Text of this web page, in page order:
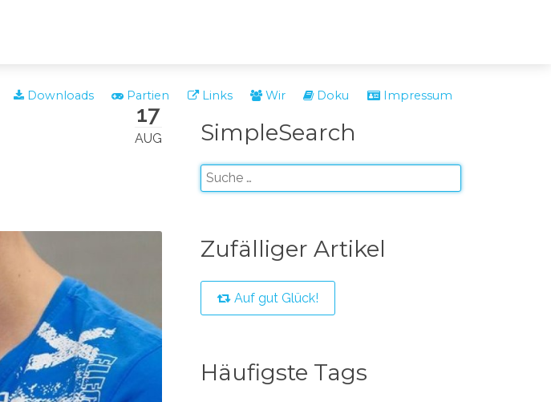
Downloads Partien Links Wir Doku Impressum
17
AUG SimpleSearch
Zufälliger Artikel
Auf gut Glück!
Häufigste Tags